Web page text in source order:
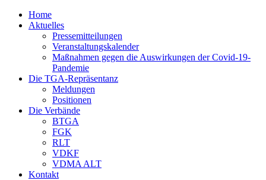
Home
Aktuelles
Pressemitteilungen
Veranstaltungskalender
Maßnahmen gegen die Auswirkungen der Covid-19-
Pandemie
Die TGA-Repräsentanz
Meldungen
Positionen
Die Verbände
BTGA
FGK
RLT
VDKF
VDMA ALT
Kontakt